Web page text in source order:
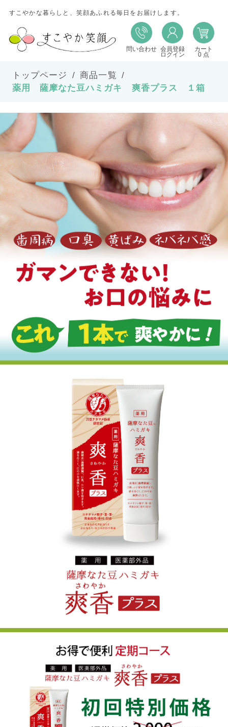
すこやかな暮らしと、笑顔あふれる毎日をお届けします。
問い合わせ 会員登録
ログイン
カート
0 点
トップページ
商品一覧
薬用 薩摩なた豆ハミガキ 爽香プラス １箱